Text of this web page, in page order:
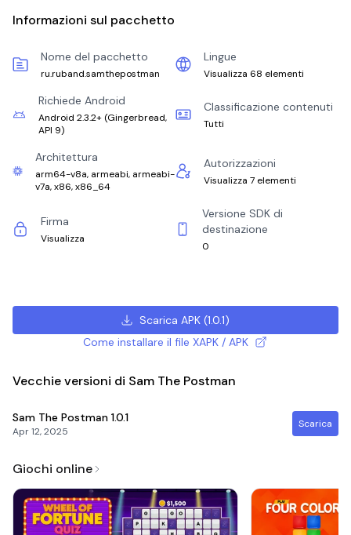
Informazioni sul pacchetto
Nome del pacchetto
ru.ruband.samthepostman
Lingue
Visualizza 68 elementi
Richiede Android
Android 2.3.2+ (Gingerbread,
API 9)
Classificazione contenuti
Tutti
Architettura
arm64-v8a, armeabi, armeabi-
v7a, x86, x86_64
Autorizzazioni
Visualizza 7 elementi
Firma
Visualizza
Versione SDK di
destinazione
0
Scarica APK (1.0.1)
Come installare il file XAPK / APK
Vecchie versioni di Sam The Postman
Sam The Postman 1.0.1
Apr 12, 2025
Scarica
Giochi online